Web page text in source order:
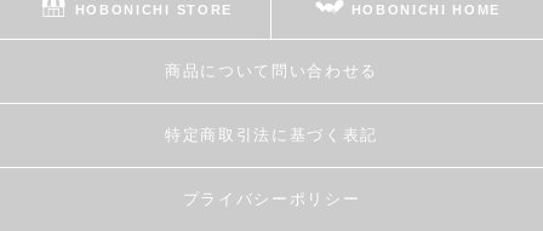
HOBONICHI STORE HOBONICHI HOME
商品について問い合わせる
特定商取引法に基づく表記
プライバシーポリシー